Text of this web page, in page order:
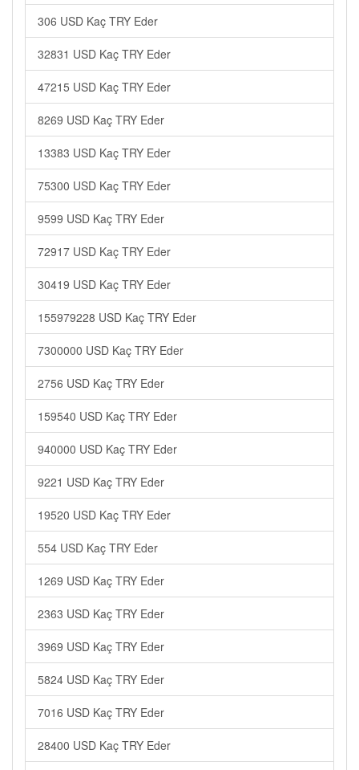
306 USD Kaç TRY Eder
32831 USD Kaç TRY Eder
47215 USD Kaç TRY Eder
8269 USD Kaç TRY Eder
13383 USD Kaç TRY Eder
75300 USD Kaç TRY Eder
9599 USD Kaç TRY Eder
72917 USD Kaç TRY Eder
30419 USD Kaç TRY Eder
155979228 USD Kaç TRY Eder
7300000 USD Kaç TRY Eder
2756 USD Kaç TRY Eder
159540 USD Kaç TRY Eder
940000 USD Kaç TRY Eder
9221 USD Kaç TRY Eder
19520 USD Kaç TRY Eder
554 USD Kaç TRY Eder
1269 USD Kaç TRY Eder
2363 USD Kaç TRY Eder
3969 USD Kaç TRY Eder
5824 USD Kaç TRY Eder
7016 USD Kaç TRY Eder
28400 USD Kaç TRY Eder